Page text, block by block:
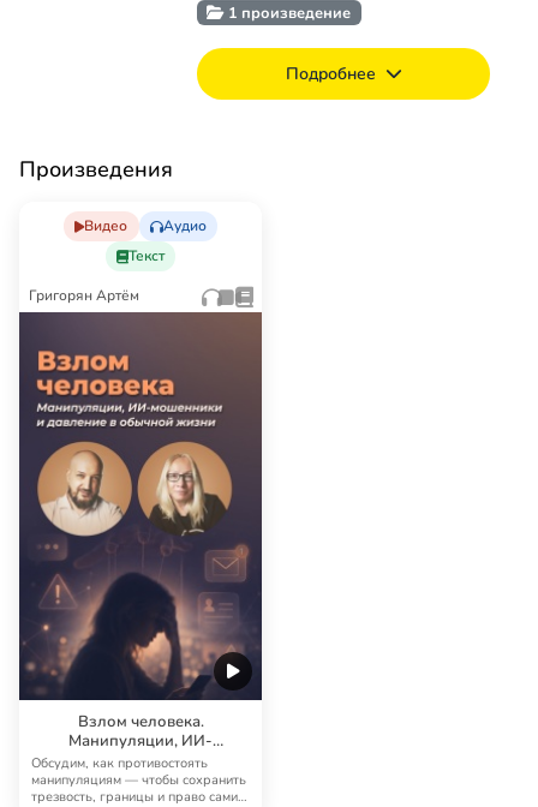
1 произведение
Подробнее
Произведения
Видео
Аудио
Текст
Григорян Артём
Взлом человека.
Манипуляции, ИИ-
мошенники и давление в
обычной жизни
Обсудим, как противостоять
манипуляциям — чтобы сохранить
трезвость, границы и право самим